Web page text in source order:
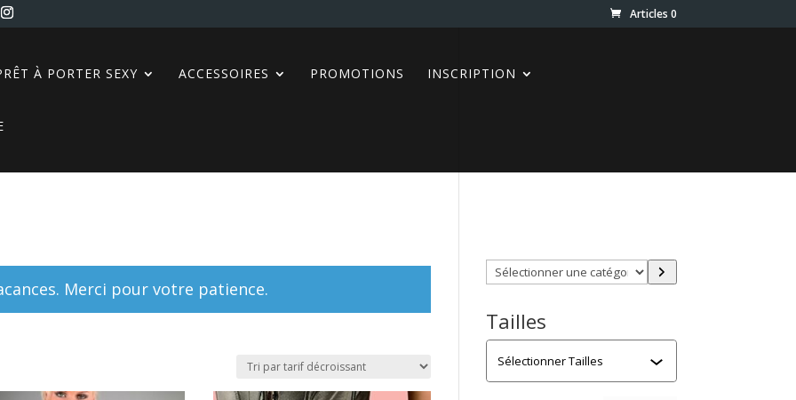
Articles 0
À PORTER SEXY ACCESSOIRES PROMOTIONS INSCRIPTION
Merci pour votre patience.
Sélectionner
une
Tailles